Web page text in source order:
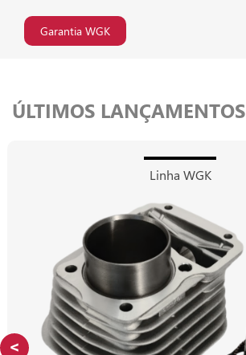
Garantia WGK
ÚLTIMOS LANÇAMENTOS
Linha WGK